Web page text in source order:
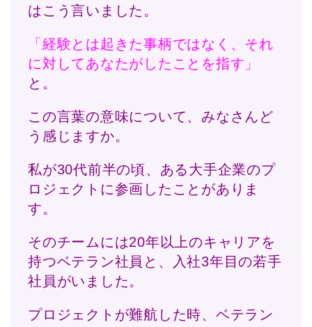
はこう言いました。
「経験とは起きた事柄ではなく、それ
に対してあなたがしたことを指す」
と。
この言葉の意味について、みなさんど
う感じますか。
私が30代前半の頃、ある大手企業のプ
ロジェクトに参画したことがありま
す。
そのチームには20年以上のキャリアを
持つベテラン社員と、入社3年目の若手
社員がいました。
プロジェクトが難航した時、ベテラン